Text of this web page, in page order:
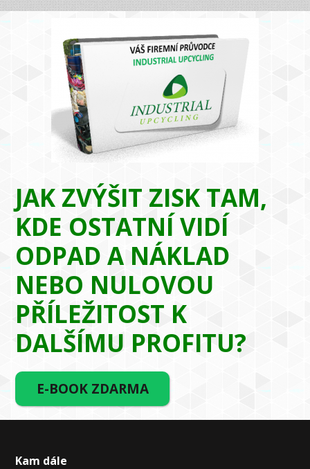
JAK ZVÝŠIT ZISK TAM,
KDE OSTATNÍ VIDÍ
ODPAD A NÁKLAD
NEBO NULOVOU
PŘÍLEŽITOST K
DALŠÍMU PROFITU?
E-BOOK ZDARMA
Kam dále